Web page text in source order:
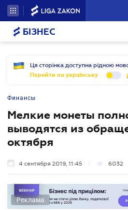
БІЗНЕС
Ця сторінка доступна рідною
Перейти на українську
Финансы
Мелкие монеты
выводятся из
октября
4 сентября 2019, 11:45 6032
Реклама